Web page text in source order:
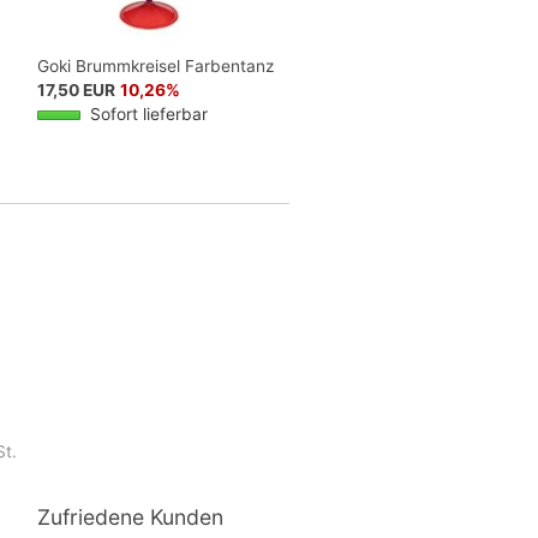
Goki Brummkreisel Farbentanz
17,50 EUR 10,26%
Sofort lieferbar
Zufriedene Kunden